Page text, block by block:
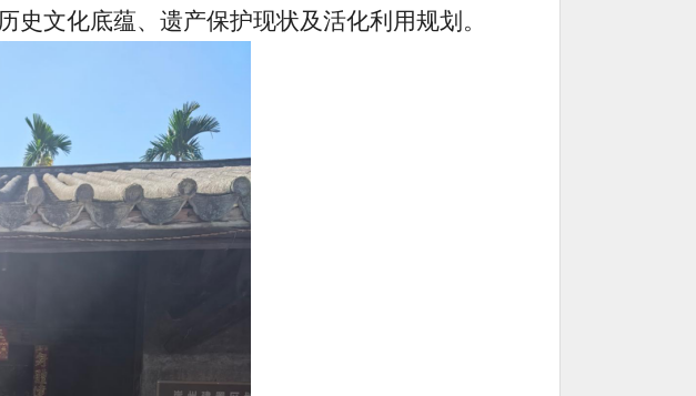
文化底蕴、遗产保护现状及活化利用规划。